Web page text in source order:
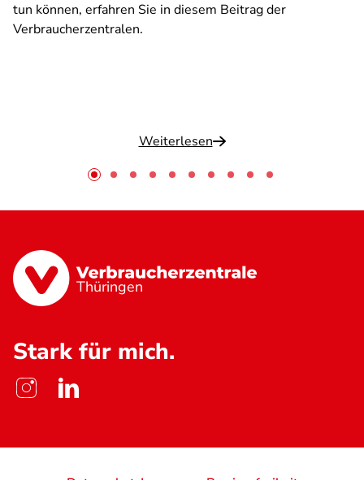
tun können, erfahren Sie in diesem Beitrag der
Verbraucherzentralen.
Weiterlesen
Thüringen
Stark für mich.